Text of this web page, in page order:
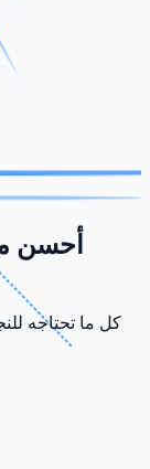
أحسن
كل ما تحتاجه